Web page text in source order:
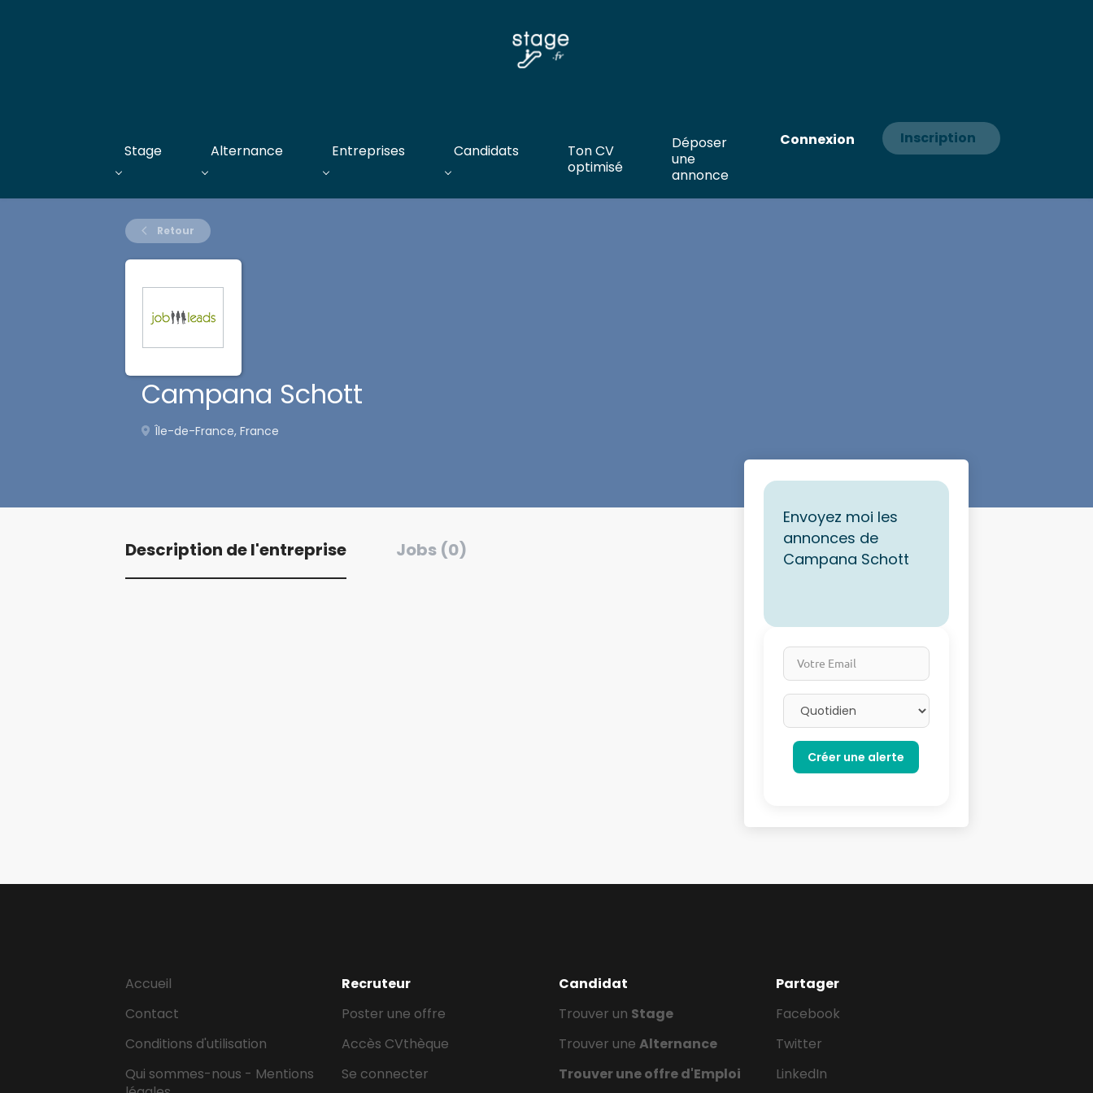
Connexion Inscription
Stage Alternance Entreprises Candidats
Ton CV
optimisé
Déposer
une
annonce
Retour
Campana Schott
Île-de-France, France
Description de l'entreprise Jobs (0)
Envoyez moi les
annonces de
Campana Schott
Votre Email
Email frequency
Accueil
Contact
Conditions d'utilisation
Qui sommes-nous - Mentions
Recruteur
Poster une offre
Accès CVthèque
Se connecter
Candidat
Trouver un Stage
Trouver une Alternance
Trouver une offre d'Emploi
Partager
Facebook
Twitter
LinkedIn